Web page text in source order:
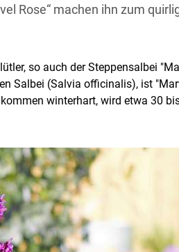
Skip to main content
Rose“ machen ihn zum
so auch der Steppensalbei
Salbei (Salvia officinalis), ist
winterhart, wird etwa 30